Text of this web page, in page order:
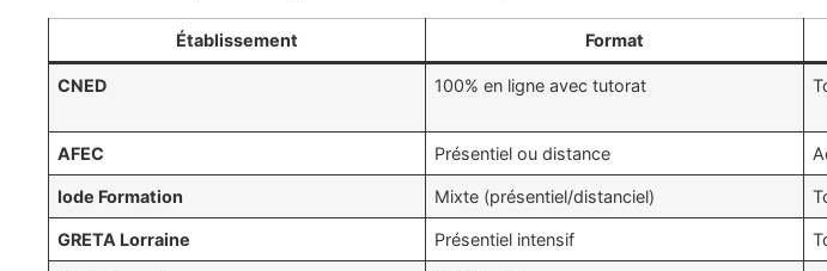
Établissement Format
CNED 100% en ligne avec tutorat
AFEC Présentiel ou distance
Iode Formation Mixte (présentiel/distanciel)
GRETA Lorraine Présentiel intensif